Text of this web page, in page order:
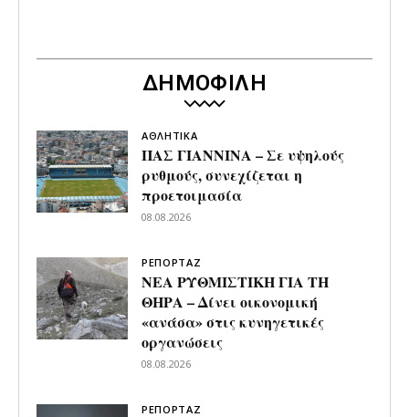
ΔΗΜΟΦΙΛΗ
ΑΘΛΗΤΙΚΑ
ΠΑΣ ΓΙΑΝΝΙΝΑ – Σε υψηλούς
ρυθμούς, συνεχίζεται η
προετοιμασία
08.08.2026
ΡΕΠΟΡΤΑΖ
ΝΕΑ ΡΥΘΜΙΣΤΙΚΗ ΓΙΑ ΤΗ
ΘΗΡΑ – Δίνει οικονομική
«ανάσα» στις κυνηγετικές
οργανώσεις
08.08.2026
ΡΕΠΟΡΤΑΖ